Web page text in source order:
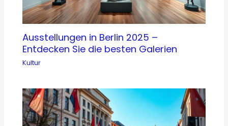
Ausstellungen in Berlin 2025 –
Entdecken Sie die besten Galerien
Kultur